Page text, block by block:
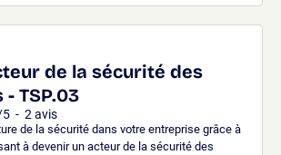
de la sécurité des
TSP.03
5 - 2 avis
de la sécurité dans votre entreprise grâce à
à devenir un acteur de la sécurité des